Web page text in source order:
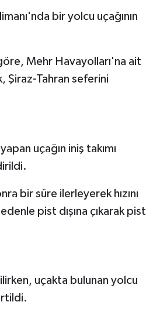
bir yolcu uçağının
Mehr Havayolları'na ait
Şiraz-Tahran seferini
uçağın iniş takımı
bir süre ilerleyerek hızını
pist dışına çıkarak pist
uçakta bulunan yolcu